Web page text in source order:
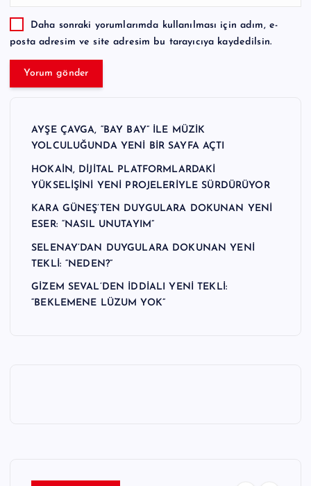
Daha sonraki yorumlarımda kullanılması için adım, e-
posta adresim ve site adresim bu tarayıcıya kaydedilsin.
AYŞE ÇAVGA, “BAY BAY” İLE MÜZİK
YOLCULUĞUNDA YENİ BİR SAYFA AÇTI
HOKAİN, DİJİTAL PLATFORMLARDAKİ
YÜKSELİŞİNİ YENİ PROJELERİYLE SÜRDÜRÜYOR
KARA GÜNEŞ’TEN DUYGULARA DOKUNAN YENİ
ESER: “NASIL UNUTAYIM”
SELENAY’DAN DUYGULARA DOKUNAN YENİ
TEKLİ: “NEDEN?”
GİZEM SEVAL’DEN İDDİALI YENİ TEKLİ:
“BEKLEMENE LÜZUM YOK”